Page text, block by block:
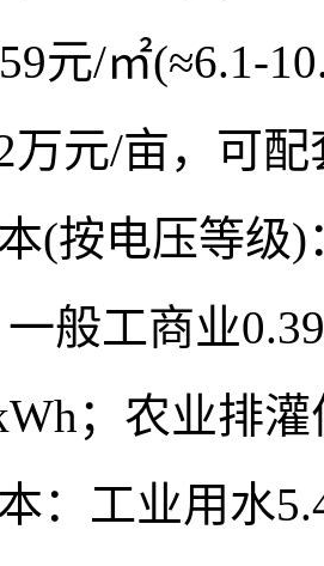
元/㎡(≈6.1-
万元/亩，可配
(按电压等级)
一般工商业
； 农业排灌
：工业用水